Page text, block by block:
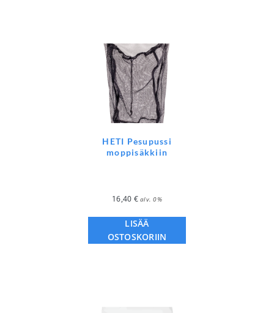
HETI Pesupussi
moppisäkkiin
16,40 € alv. 0%
LISÄÄ
OSTOSKORIIN